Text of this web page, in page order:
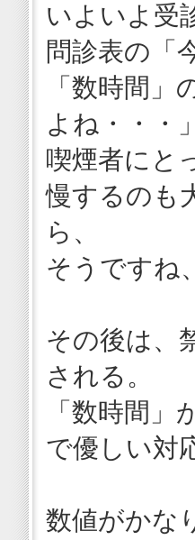
いよいよ受
問診表の「
「数時間
よね・・・
喫煙者にと
慢するのも
ら、
そうですね
その後は、
される。
「数時間
で優しい対
数値がかな